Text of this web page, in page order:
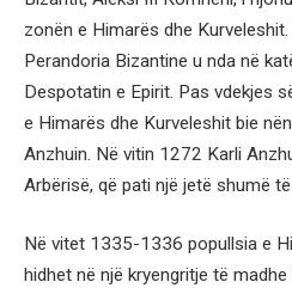
zonën e Himarës dhe
Perandoria Bizantine u nda në
Despotatin e Epirit. Pas vdekjes
e Himarës dhe Kurveleshit bie
Anzhuin. Në vitin 1272 Karli
Arbërisë, që pati një jetë shumë
Në vitet 1335-1336 popullsia e
hidhet në një kryengritje të